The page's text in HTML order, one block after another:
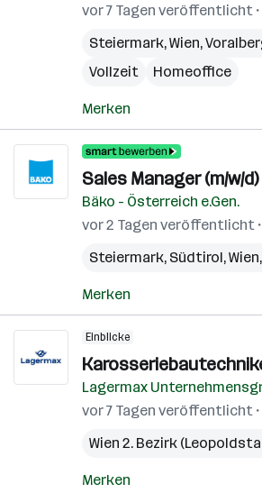
vor 7 Tagen veröffentlicht
Steiermark,Wien,
Vollzeit
Homeoffice
Merken
Sales Manager (m/w/
Bäko - Österreich e.Gen.
vor 2 Tagen veröffentlicht
Steiermark, Südtirol,Wien,
Merken
Einblicke
Lagermax
vor 7 Tagen veröffentlicht
Wien 2. Bezirk
Merken